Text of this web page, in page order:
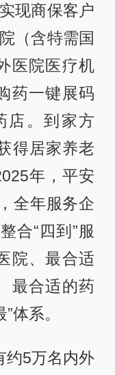
现商保客户
（含特需国
医院医疗机
药一键展码
店。到家方
得居家养老
年，平安
全年服务企
合“四到”服
院、最合适
最合适的药
体系。
约5万名内外